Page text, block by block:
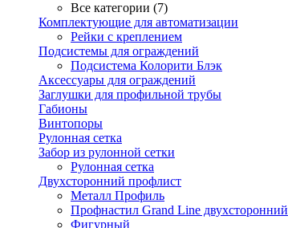
Все категории (7)
Комплектующие для автоматизации
Рейки с креплением
Подсистемы для ограждений
Подсистема Колорити Блэк
Аксессуары для ограждений
Заглушки для профильной трубы
Габионы
Винтопоры
Рулонная сетка
Забор из рулонной сетки
Рулонная сетка
Двухсторонний профлист
Металл Профиль
Профнастил Grand Line двухсторонний
Фигурный